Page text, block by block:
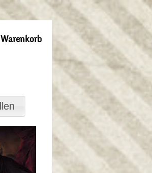
Warenkorb